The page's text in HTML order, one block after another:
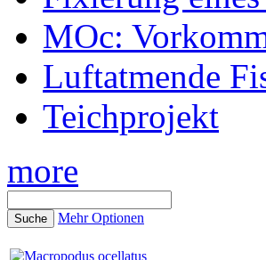
MOc:
Luftatmende
Teichprojekt
more
Mehr Optionen